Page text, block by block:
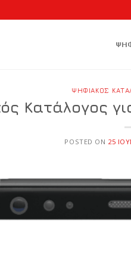
ΨΗΦΙΑΚΌΣ
Κατάλογος
POSTED ON 25